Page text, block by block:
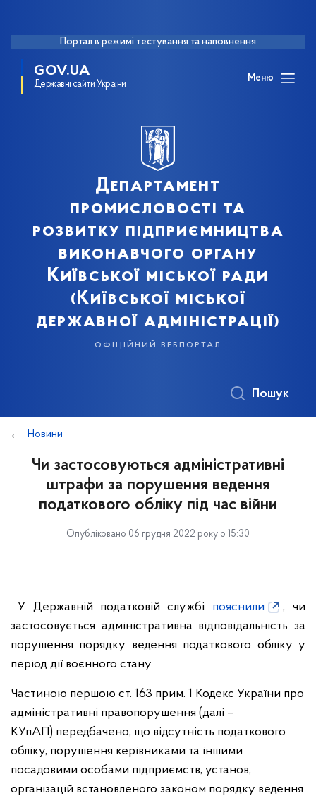
Портал в режимі тестування та наповнення
GOV.UA
Державні сайти України
Меню
Департамент
промисловості та
розвитку підприємництва
виконавчого органу
Київської міської ради
(Київської міської
державної адміністрації)
офіційний вебпортал
Пошук
Новини
Чи застосовуються адміністративні
штрафи за порушення ведення
податкового обліку під час війни
Опубліковано 06 грудня 2022 року о 15:30
У Державній податковій службі пояснили
, чи
застосовується адміністративна відповідальність за
порушення порядку ведення податкового обліку у
період дії воєнного стану.
Частиною першою ст. 163 прим. 1 Кодекс України про
адміністративні правопорушення (далі –
КУпАП) передбачено, що відсутність податкового
обліку, порушення керівниками та іншими
посадовими особами підприємств, установ,
організацій встановленого законом порядку ведення